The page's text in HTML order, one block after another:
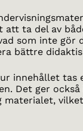
ta del av
som inte gör
bättre
innehållet
Det ger
materialet,